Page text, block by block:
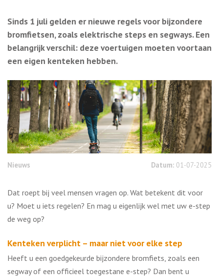
Sinds 1 juli gelden er nieuwe regels voor bijzondere
bromfietsen, zoals elektrische steps en segways. Een
belangrijk verschil: deze voertuigen moeten voortaan
een eigen kenteken hebben.
Nieuws Datum: 01-07-2025
Dat roept bij veel mensen vragen op. Wat betekent dit voor
u? Moet u iets regelen? En mag u eigenlijk wel met uw e-step
de weg op?
Kenteken verplicht – maar niet voor elke step
Heeft u een goedgekeurde bijzondere bromfiets, zoals een
segway of een officieel toegestane e-step? Dan bent u